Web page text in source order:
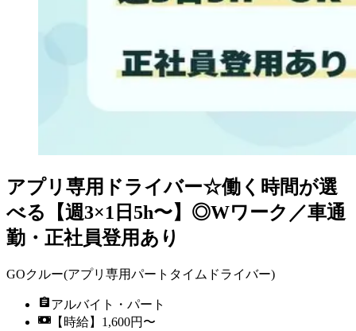
アプリ専用ドライバー☆働く時間が選
べる【週3×1日5h〜】◎Wワーク／車通
勤・正社員登用あり
GOクルー(アプリ専用パートタイムドライバー)
アルバイト・パート
【時給】1,600円〜